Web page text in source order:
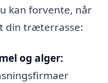
kan forvente, når
din træterrasse:
og alger: